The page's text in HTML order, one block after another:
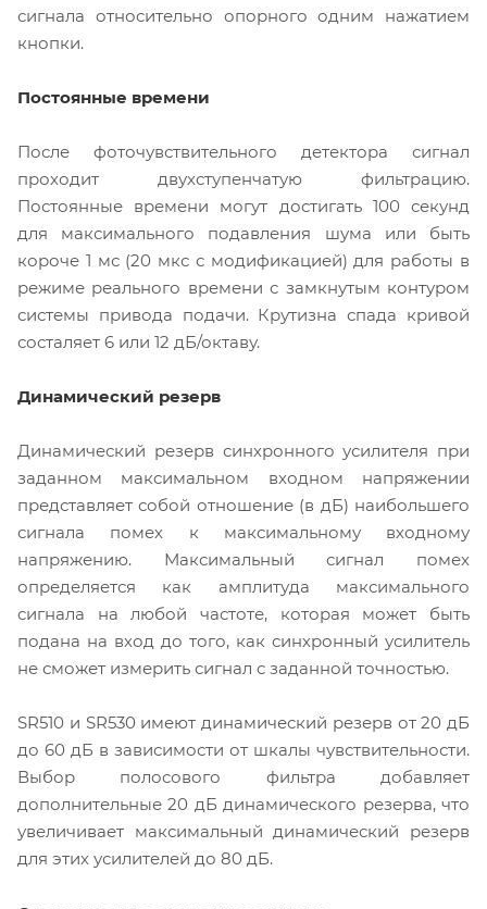
сигнала относительно опорного одним нажатием
кнопки.
Постоянные времени
После фоточувствительного детектора сигнал
проходит двухступенчатую фильтрацию.
Постоянные времени могут достигать 100 секунд
для максимального подавления шума или быть
короче 1 мс (20 мкс с модификацией) для работы в
режиме реального времени с замкнутым контуром
системы привода подачи. Крутизна спада кривой
состаляет 6 или 12 дБ/октаву.
Динамический резерв
Динамический резерв синхронного усилителя при
заданном максимальном входном напряжении
представляет собой отношение (в дБ) наибольшего
сигнала помех к максимальному входному
напряжению. Максимальный сигнал помех
определяется как амплитуда максимального
сигнала на любой частоте, которая может быть
подана на вход до того, как синхронный усилитель
не сможет измерить сигнал с заданной точностью.
SR510 и SR530 имеют динамический резерв от 20 дБ
до 60 дБ в зависимости от шкалы чувствительности.
Выбор полосового фильтра добавляет
дополнительные 20 дБ динамического резерва, что
увеличивает максимальный динамический резерв
для этих усилителей до 80 дБ.